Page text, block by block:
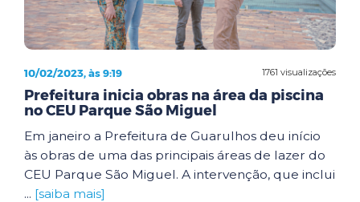
1761 visualizações
10/02/2023, às 9:19
Prefeitura inicia obras na área da piscina
no CEU Parque São Miguel
Em janeiro a Prefeitura de Guarulhos deu início
às obras de uma das principais áreas de lazer do
CEU Parque São Miguel. A intervenção, que inclui
... [saiba mais]